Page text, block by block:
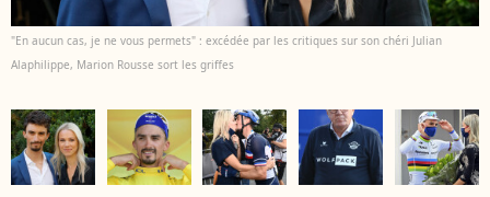
"En aucun cas, je ne vous permets" : excédée par les critiques sur son chéri Julian
Alaphilippe, Marion Rousse sort les griffes